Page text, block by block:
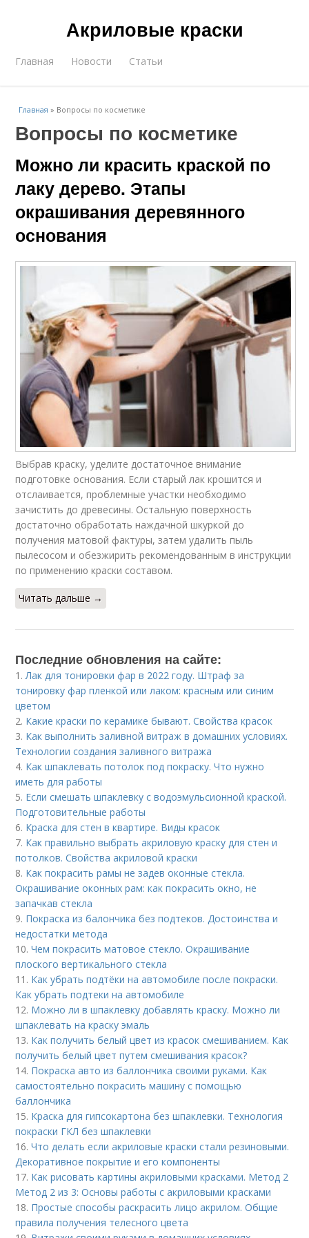
Акриловые краски
Главная Новости Статьи
Главная » Вопросы по косметике
Вопросы по косметике
Можно ли красить краской по
лаку дерево. Этапы
окрашивания деревянного
основания
Выбрав краску, уделите достаточное внимание
подготовке основания. Если старый лак крошится и
отслаивается, проблемные участки необходимо
зачистить до древесины. Остальную поверхность
достаточно обработать наждачной шкуркой до
получения матовой фактуры, затем удалить пыль
пылесосом и обезжирить рекомендованным в инструкции
по применению краски составом.
Читать дальше →
Последние обновления на сайте:
1. Лак для тонировки фар в 2022 году. Штраф за
тонировку фар пленкой или лаком: красным или синим
цветом
2. Какие краски по керамике бывают. Свойства красок
3. Как выполнить заливной витраж в домашних условиях.
Технологии создания заливного витража
4. Как шпаклевать потолок под покраску. Что нужно
иметь для работы
5. Если смешать шпаклевку с водоэмульсионной краской.
Подготовительные работы
6. Краска для стен в квартире. Виды красок
7. Как правильно выбрать акриловую краску для стен и
потолков. Свойства акриловой краски
8. Как покрасить рамы не задев оконные стекла.
Окрашивание оконных рам: как покрасить окно, не
запачкав стекла
9. Покраска из балончика без подтеков. Достоинства и
недостатки метода
10.Чем покрасить матовое стекло. Окрашивание
плоского вертикального стекла
11. Как убрать подтёки на автомобиле после покраски.
Как убрать подтеки на автомобиле
12. Можно ли в шпаклевку добавлять краску. Можно ли
шпаклевать на краску эмаль
13. Как получить белый цвет из красок смешиванием. Как
получить белый цвет путем смешивания красок?
14. Покраска авто из баллончика своими руками. Как
самостоятельно покрасить машину с помощью
баллончика
15. Краска для гипсокартона без шпаклевки. Технология
покраски ГКЛ без шпаклевки
16.Что делать если акриловые краски стали резиновыми.
Декоративное покрытие и его компоненты
17. Как рисовать картины акриловыми красками. Метод 2
Метод 2 из 3: Основы работы с акриловыми красками
18. Простые способы раскрасить лицо акрилом. Общие
правила получения телесного цвета